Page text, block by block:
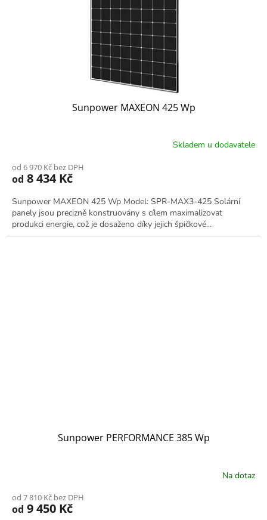
Sunpower MAXEON 425 Wp
Skladem u dodavatele
od 6 970 Kč bez DPH
od 8 434 Kč
Sunpower MAXEON 425 Wp Model: SPR-MAX3-425 Solární
panely jsou precizně konstruovány s cílem maximalizovat
produkci energie, což je dosaženo díky jejich špičkové...
Sunpower PERFORMANCE 385 Wp
Na dotaz
od 7 810 Kč bez DPH
od 9 450 Kč